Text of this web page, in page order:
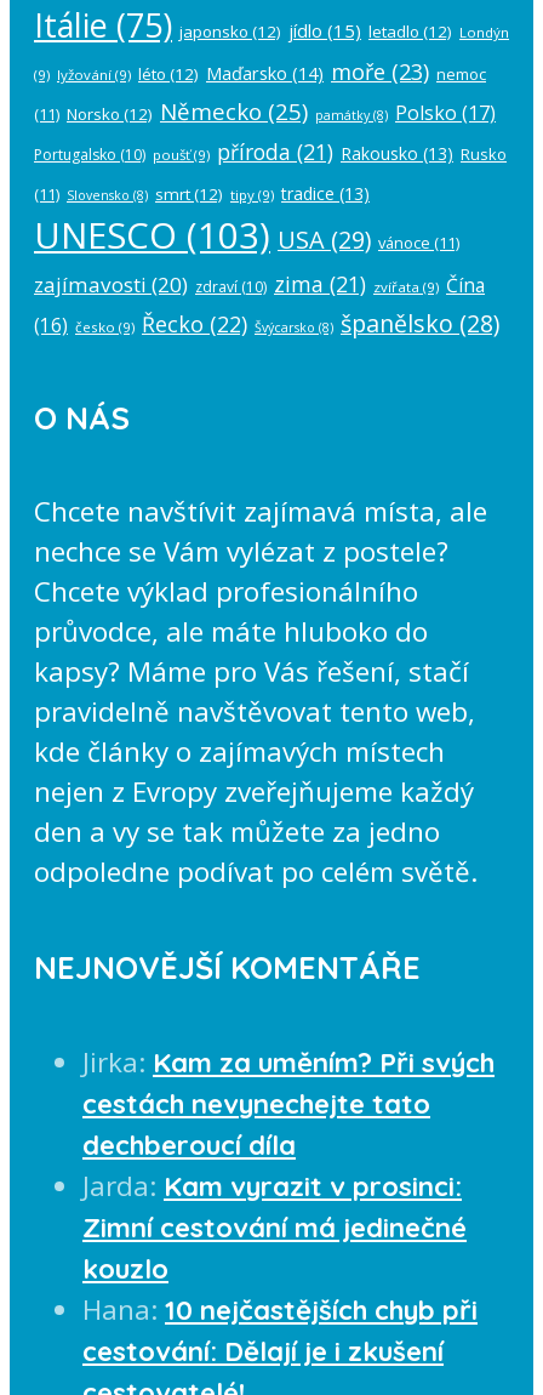
Itálie (75) japonsko (12) jídlo (15) letadlo (12) Londýn
(9) lyžování (9) léto (12) Maďarsko (14) moře (23) nemoc
(11) Norsko (12) Německo (25) památky(8) Polsko (17)
Portugalsko (10) poušť(9) příroda (21) Rakousko (13) Rusko
(11) Slovensko (8) smrt(12) tipy (9) tradice (13)
UNESCO (103) USA (29) vánoce (11)
zajímavosti (20) zdraví (10) zima (21) zvířata (9) Čína
(16) česko (9) Řecko (22) Švýcarsko (8) španělsko (28)
O NÁS
Chcete navštívit zajímavá místa, ale
nechce se Vám vylézat z postele?
Chcete výklad profesionálního
průvodce, ale máte hluboko do
kapsy? Máme pro Vás řešení, stačí
pravidelně navštěvovat tento web,
kde články o zajímavých místech
nejen z Evropy zveřejňujeme každý
den a vy se tak můžete za jedno
odpoledne podívat po celém světě.
NEJNOVĚJŠÍ KOMENTÁŘE
Jirka: Kam za uměním? Při svých
cestách nevynechejte tato
dechberoucí díla
Jarda: Kam vyrazit v prosinci:
Zimní cestování má jedinečné
kouzlo
Hana: 10 nejčastějších chyb při
cestování: Dělají je i zkušení